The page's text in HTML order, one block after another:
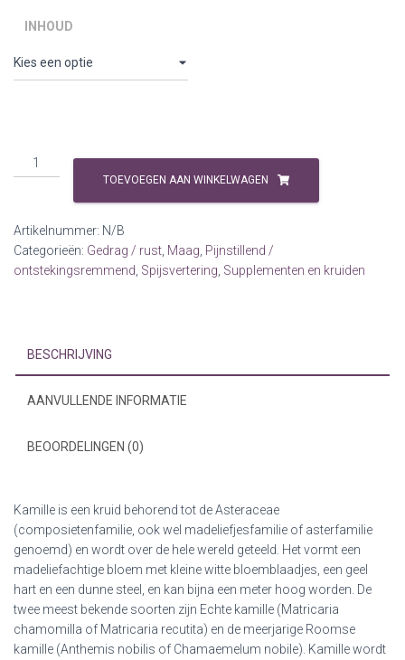
INHOUD
Kamille
HorseAdds
TOEVOEGEN AAN WINKELWAGEN
Artikelnummer: N/B
Categorieën: Gedrag / rust Maag Pijnstillend /
ontstekingsremmend Spijsvertering Supplementen en kruiden
BESCHRIJVING
AANVULLENDE INFORMATIE
BEOORDELINGEN (0)
Kamille is een kruid behorend tot de Asteraceae
(composietenfamilie, ook wel madeliefjesfamilie of asterfamilie
genoemd) en wordt over de hele wereld geteeld. Het vormt een
madeliefachtige bloem met kleine witte bloemblaadjes, een geel
hart en een dunne steel, en kan bijna een meter hoog worden. De
twee meest bekende soorten zijn Echte kamille (Matricaria
chamomilla of Matricaria recutita) en de meerjarige Roomse
kamille (Anthemis nobilis of Chamaemelum nobile). Kamille wordt